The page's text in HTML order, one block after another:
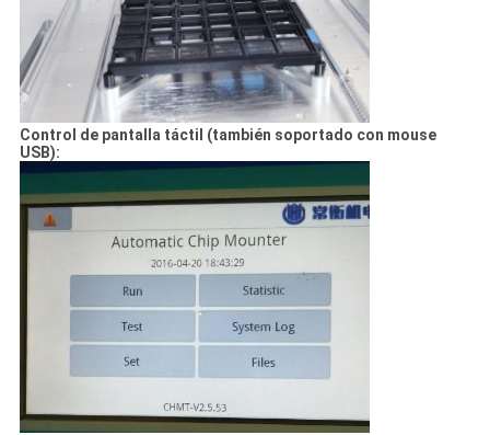
Control de pantalla táctil (también soportado con mouse
USB):